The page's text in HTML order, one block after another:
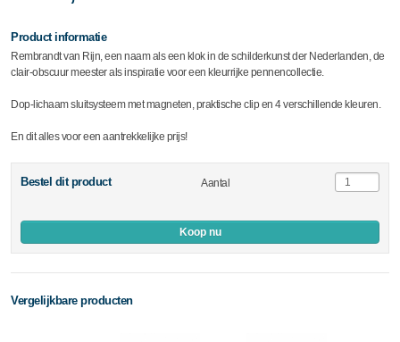
Product informatie
Rembrandt van Rijn, een naam als een klok in de schilderkunst der Nederlanden, de
clair-obscuur meester als inspiratie voor een kleurrijke pennencollectie.
Dop-lichaam sluitsysteem met magneten, praktische clip en 4 verschillende kleuren.
En dit alles voor een aantrekkelijke prijs!
Bestel dit product Aantal
Koop nu
Vergelijkbare producten